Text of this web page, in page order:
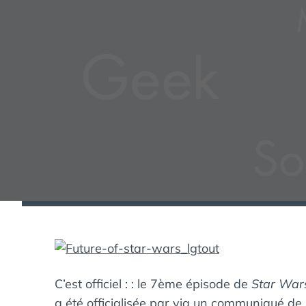
C’est officiel : : le 7ème épisode de Star